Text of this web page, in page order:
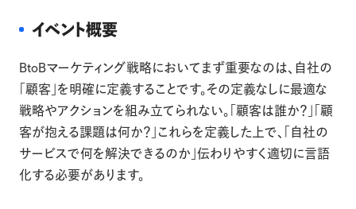
イベント概要
BtoBマーケティング戦略においてまず重要なのは、自社の
「顧客」を明確に定義することです。その定義なしに最適な
戦略やアクションを組み立てられない。「顧客は誰か？」「顧
客が抱える課題は何か？」これらを定義した上で、「自社の
サービスで何を解決できるのか」伝わりやすく適切に言語
化する必要があります。